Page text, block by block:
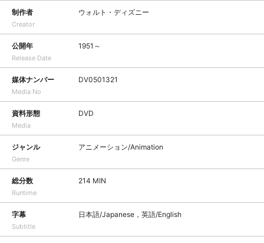
制作者
Creator
ウォルト・ディズニー
公開年
Release Date
1951～
媒体ナンバー
Media No
DV0501321
資料形態
Media
DVD
ジャンル
Genre
アニメーション/Animation
総分数
Runtime
214 MIN
字幕
Subtitle
日本語/Japanese，英語/English